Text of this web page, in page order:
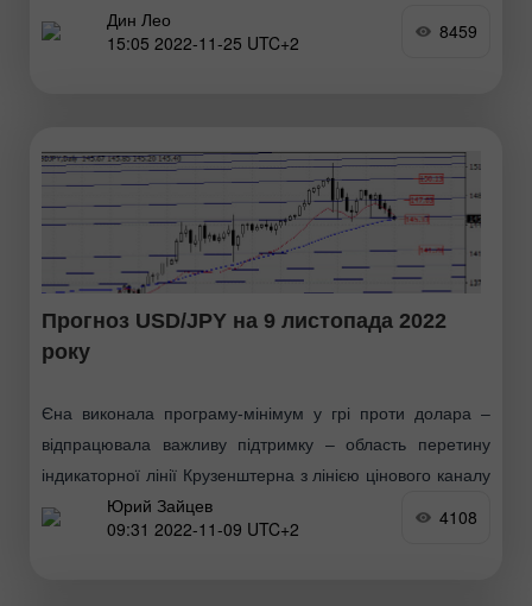
Ішимоку, що вказує на висхідний імпульс. Очікується, що
ціна продовжить рух до 1-го рівня опору 0.67711
Дин Лео
15:05 2022-11-25 UTC+2
8459
Прогноз USD/JPY на 9 листопада 2022
року
Єна виконала програму-мінімум у грі проти долара –
відпрацювала важливу підтримку – область перетину
індикаторної лінії Крузенштерна з лінією цінового каналу
на графіку денного масштабу. Лінія Крузенштерна зараз
знаходиться
Юрий Зайцев
09:31 2022-11-09 UTC+2
4108